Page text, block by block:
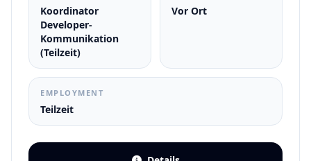
Koordinator
Developer-
Kommunikation
(Teilzeit)
Vor Ort
EMPLOYMENT
Teilzeit